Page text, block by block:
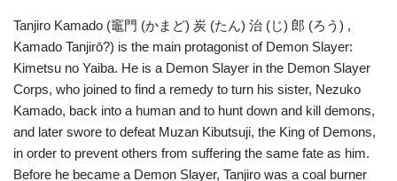
Tanjiro Kamado (竈門 (かまど) 炭 (たん) 治 (じ) 郎 (ろう) ,
Kamado Tanjirō?) is the main protagonist of Demon Slayer:
Kimetsu no Yaiba. He is a Demon Slayer in the Demon Slayer
Corps, who joined to find a remedy to turn his sister, Nezuko
Kamado, back into a human and to hunt down and kill demons,
and later swore to defeat Muzan Kibutsuji, the King of Demons,
in order to prevent others from suffering the same fate as him.
Before he became a Demon Slayer, Tanjiro was a coal burner